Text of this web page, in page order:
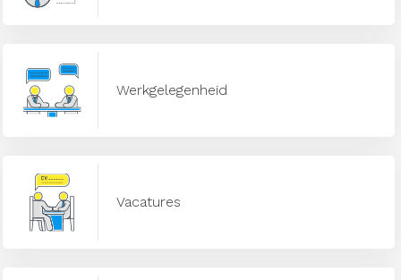
Werkgelegenheid
Vacatures